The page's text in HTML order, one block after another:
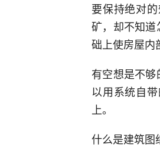
要保持绝对
矿，却不知
础上使房屋内
有空想是不
以用系统自
上。
什么是建筑图